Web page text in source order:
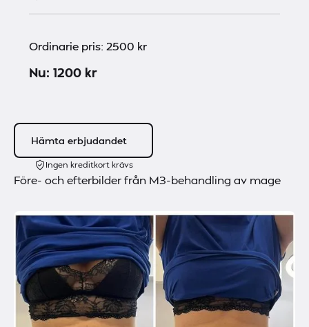
Ordinarie pris: 2500 kr
Nu: 1200 kr
Hämta erbjudandet
Ingen kreditkort krävs
Före- och efterbilder från M3-behandling av mage